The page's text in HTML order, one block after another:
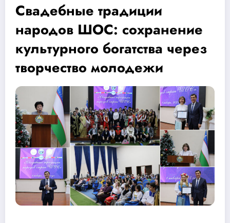
Свадебные традиции
народов ШОС: сохранение
культурного богатства через
творчество молодежи